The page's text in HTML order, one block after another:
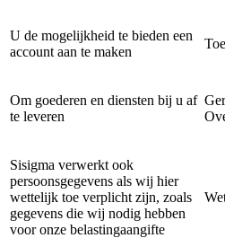
U de mogelijkheid te bieden een
account aan te maken
Om goederen en diensten bij u af
te leveren
Sisigma verwerkt ook
persoonsgegevens als wij hier
wettelijk toe verplicht zijn, zoals
gegevens die wij nodig hebben
voor onze belastingaangifte